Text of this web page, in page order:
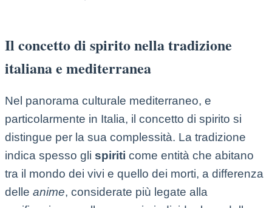
Il concetto di spirito nella tradizione
italiana e mediterranea
Nel panorama culturale mediterraneo, e
particolarmente in Italia, il concetto di spirito si
distingue per la sua complessità. La tradizione
indica spesso gli spiriti come entità che abitano
tra il mondo dei vivi e quello dei morti, a differenza
delle anime, considerate più legate alla